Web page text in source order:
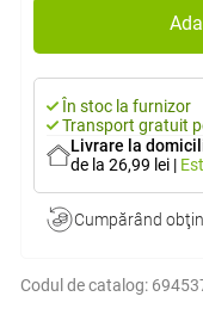
În stoc la furnizor
Transport gratuit
Livrare la
de la 26,99 lei |
Cumpărând
Codul de catalog: